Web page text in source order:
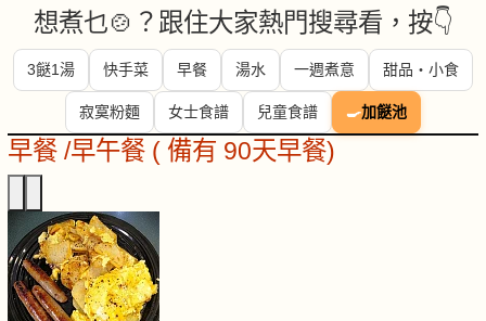
想煮乜🍲？跟住大家熱門搜尋看，按👇
3餸1湯 快手菜 早餐 湯水 一週煮意 甜品・小食
寂寞粉麵 女士食譜 兒童食譜 🍳加餸池
早餐 /早午餐 ( 備有 90天早餐)